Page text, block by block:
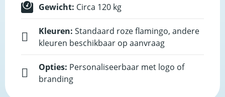
Gewicht: Circa 120 kg
Kleuren: Standaard roze flamingo, andere
kleuren beschikbaar op aanvraag
Opties: Personaliseerbaar met logo of
branding